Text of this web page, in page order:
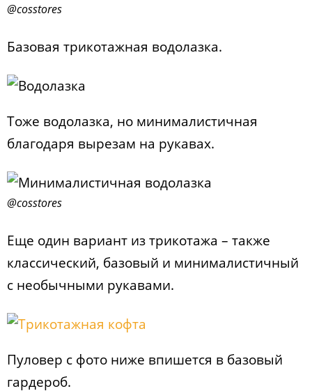
@cosstores
Базовая трикотажная водолазка.
Тоже водолазка, но минималистичная
благодаря вырезам на рукавах.
@cosstores
Еще один вариант из трикотажа – также
классический, базовый и минималистичный
с необычными рукавами.
Пуловер с фото ниже впишется в базовый
гардероб.